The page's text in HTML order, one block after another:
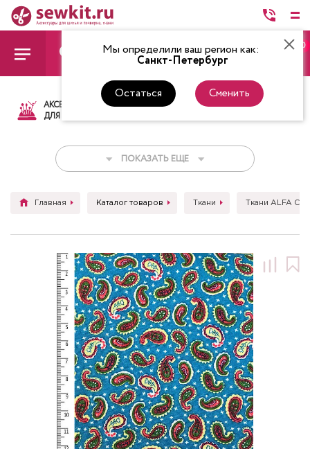
Мы определили ваш регион как:
Санкт-Петербург
Остаться Сменить
0
АКСЕССУАРЫ
ДЛЯ ШИТЬЯ
ТКАНИ НИТКИ
ПОКАЗАТЬ ЕЩЕ
Главная Каталог товаров Ткани Ткани ALFA C